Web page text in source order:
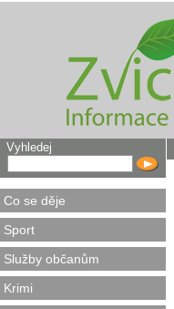
Vyhledej
Co se děje
Sport
Služby občanům
Krimi